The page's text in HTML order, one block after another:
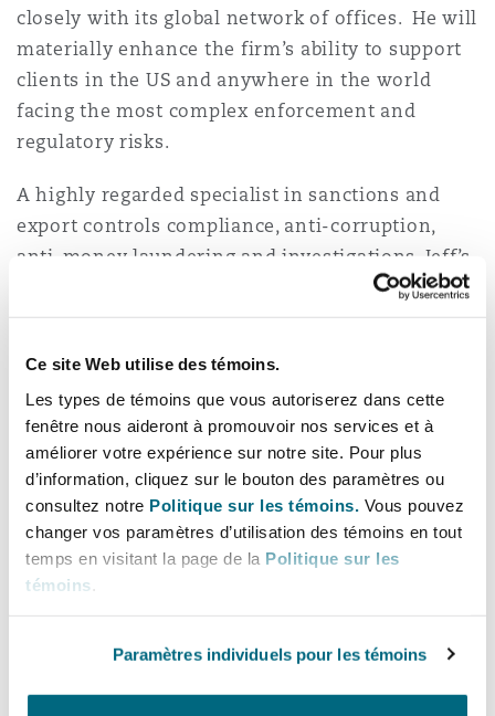
Ce site Web utilise des témoins.
Les types de témoins que vous autoriserez dans cette
fenêtre nous aideront à promouvoir nos services et à
améliorer votre expérience sur notre site. Pour plus
d’information, cliquez sur le bouton des paramètres ou
consultez notre Politique sur les témoins. Vous pouvez
changer vos paramètres d’utilisation des témoins en tout
temps en visitant la page de la Politique sur les
témoins
Paramètres individuels pour les témoins
Réassurance
Assurance spécialisée
Francisco
2 New Bailey
closely with its global network of offices. He will
materially enhance the firm’s ability to support
clients in the US and anywhere in the world
facing the most complex enforcement and
regulatory risks.
A highly regarded specialist in sanctions and
export controls compliance, anti-corruption,
anti-money laundering and investigations, Jeff’s
practice spans multiple sectors including
infrastructure, insurance, trading, energy,
corporations on complex, cross-border matters
in high-risk jurisdictions, including those
involving US and international authorities.
Jeff is a dual citizen of the US and UK, is
qualified in both jurisdictions, and has over
thirty years of experience as a lawyer, including
a decade in senior in-house roles at global
companies in the US and the UK. He is a retired